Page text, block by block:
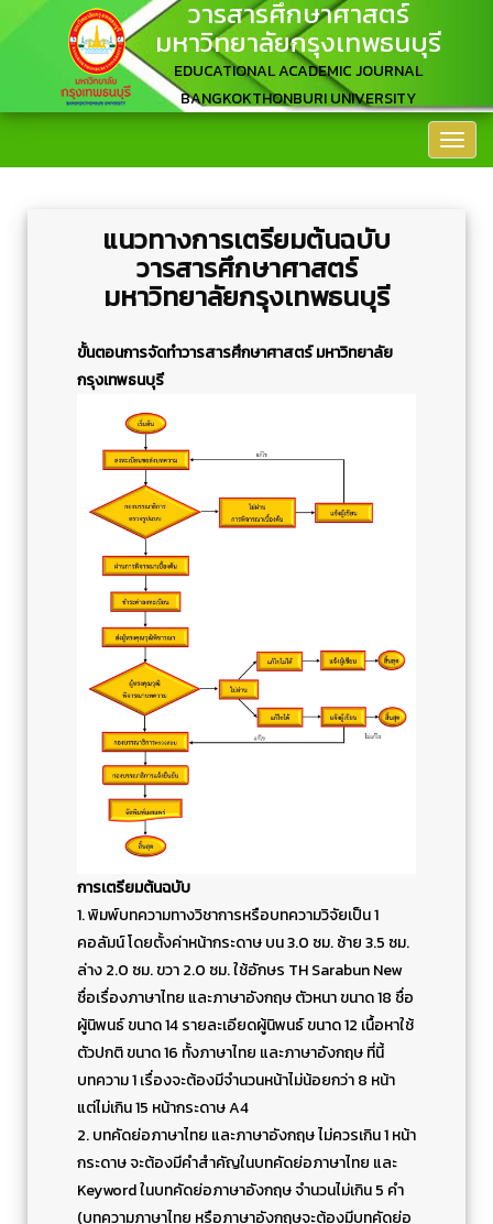
วารสารศึกษาศาสตร์
มหาวิทยาลัยกรุงเทพธนบุรี
EDUCATIONAL ACADEMIC JOURNAL
BANGKOKTHONBURI UNIVERSITY
แนวทางการเตรียมต้นฉบับ
วารสารศึกษาศาสตร์
มหาวิทยาลัยกรุงเทพธนบุรี
ขั้นตอนการจัดทำวารสารศึกษาศาสตร์ มหาวิทยาลัย
กรุงเทพธนบุรี
การเตรียมต้นฉบับ
1. พิมพ์บทความทางวิชาการหรือบทความวิจัยเป็น 1
คอลัมน์ โดยตั้งค่าหน้ากระดาษ บน 3.0 ซม. ซ้าย 3.5 ซม.
ล่าง 2.0 ซม. ขวา 2.0 ซม. ใช้อักษร TH Sarabun New
ชื่อเรื่องภาษาไทย และภาษาอังกฤษ ตัวหนา ขนาด 18 ชื่อ
ผู้นิพนธ์ ขนาด 14 รายละเอียดผู้นิพนธ์ ขนาด 12 เนื้อหาใช้
ตัวปกติ ขนาด 16 ทั้งภาษาไทย และภาษาอังกฤษ ที่นี้
บทความ 1 เรื่องจะต้องมีจำนวนหน้าไม่น้อยกว่า 8 หน้า
แต่ไม่เกิน 15 หน้ากระดาษ A4
2. บทคัดย่อภาษาไทย และภาษาอังกฤษ ไม่ควรเกิน 1 หน้า
กระดาษ จะต้องมีคำสำคัญในบทคัดย่อภาษาไทย และ
Keyword ในบทคัดย่อภาษาอังกฤษ จำนวนไม่เกิน 5 คำ
(บทความภาษาไทย หรือภาษาอังกฤษจะต้องมีบทคัดย่อ